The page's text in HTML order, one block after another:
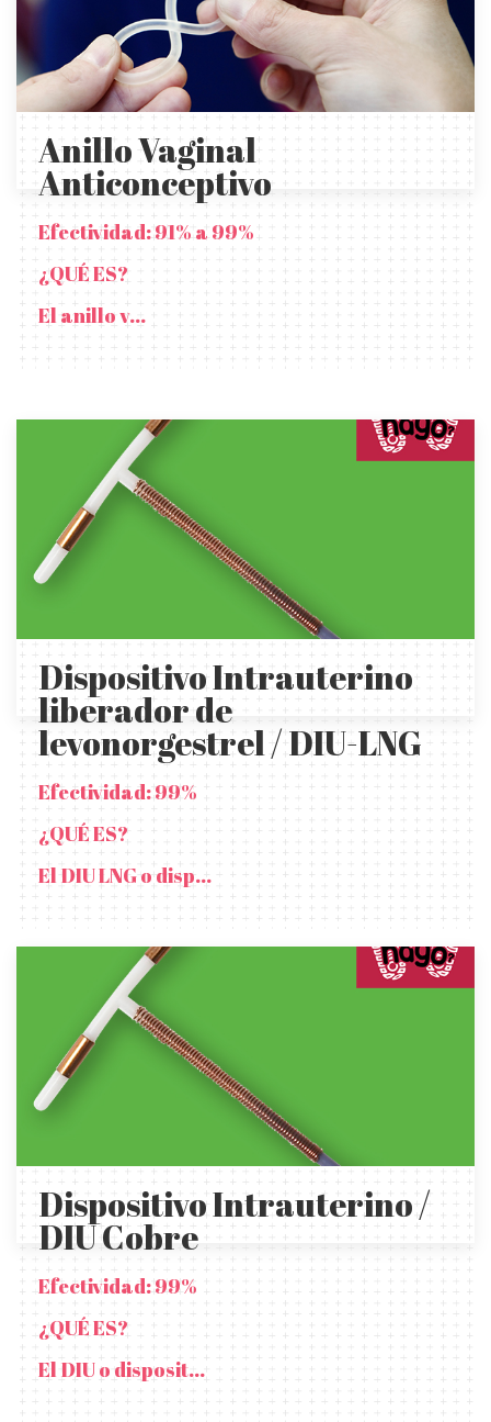
Anillo Vaginal
Anticonceptivo
Efectividad: 91% a 99%
¿QUÉ ES?
El anillo v...
Dispositivo Intrauterino
liberador de
levonorgestrel / DIU-LNG
Efectividad: 99%
¿QUÉ ES?
El DIU LNG o disp...
Dispositivo Intrauterino /
DIU Cobre
Efectividad: 99%
¿QUÉ ES?
El DIU o disposit...